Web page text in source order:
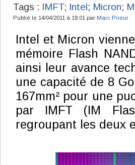
Tags : IMFT; Intel; Micron;
Publié le 14/04/2011 à 18:01 par Marc Prieur
Intel et Micron
mémoire Flash
ainsi leur avance
une capacité de 8
167mm² pour une
par IMFT (IM
regroupant les deux